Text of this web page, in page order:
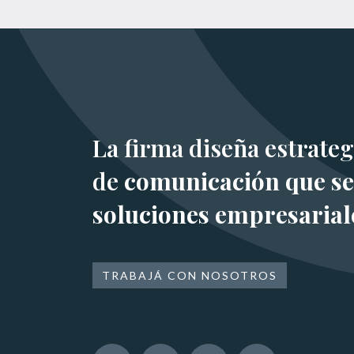
La firma diseña
de comunicación que
soluciones
TRABAJÁ CON NOSOTROS